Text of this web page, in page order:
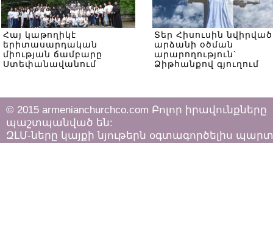
Հայ կաթողիկէ
երիտասարդական
միության ճամբարը
Ստեփանավանում
Տեր Հիսուսին նվիրված
արձանի օծման
արարողություն`
Ձիթհանքով գյուղում
© 2015 armenianchurchco.com Բոլոր իրավունքները
պաշտպանված են:
ԶԼՄ-ները կայքի նյութերն օգտագործելիս